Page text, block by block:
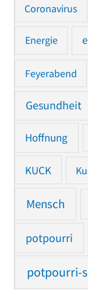
Coronavirus
Energie
Feyerabend
Gesundheit
Hoffnung
KUCK
Mensch
potpourri
potpourri-